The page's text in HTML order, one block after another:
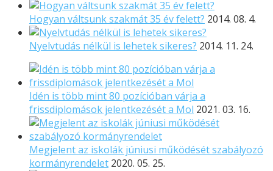
Hogyan váltsunk szakmát 35 év felett? 2014. 08. 4.
Nyelvtudás nélkül is lehetek sikeres? 2014. 11. 24.
Idén is több mint 80 pozícióban várja a
frissdiplomások jelentkezését a Mol 2021. 03. 16.
Megjelent az iskolák júniusi működését szabályozó
kormányrendelet 2020. 05. 25.